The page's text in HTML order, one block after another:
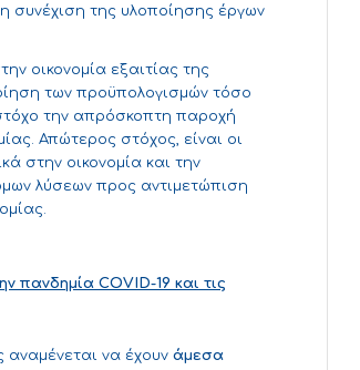
συνέχιση της υλοποίησης έργων
οικονομία εξαιτίας της
των προϋπολογισμών τόσο
την απρόσκοπτη παροχή
Απώτερος στόχος, είναι οι
στην οικονομία και την
λύσεων προς αντιμετώπιση
πανδημία COVID-19 και τις
αναμένεται να έχουν άμεσα